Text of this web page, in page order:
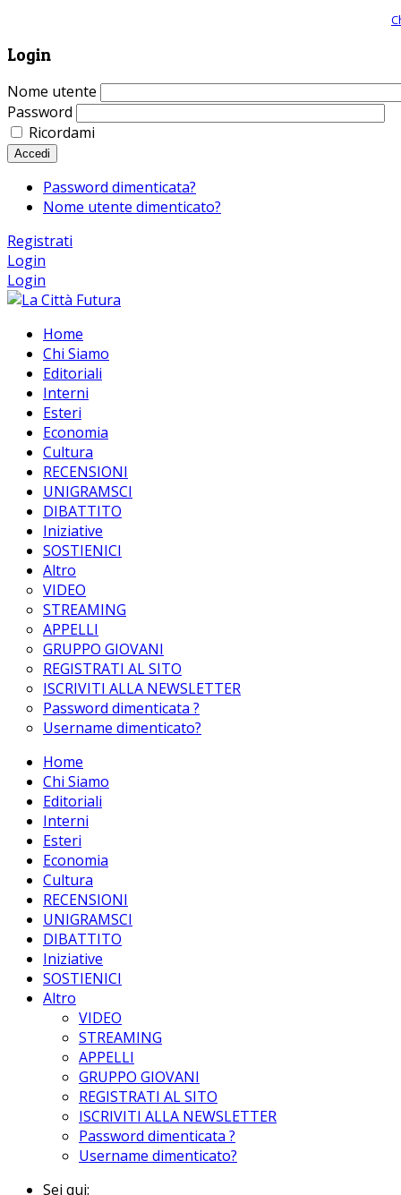
Login
Nome utente
Password
Ricordami
Accedi
Password dimenticata?
Nome utente dimenticato?
Registrati
Login
Login
Home
Chi Siamo
Editoriali
Interni
Esteri
Economia
Cultura
RECENSIONI
UNIGRAMSCI
DIBATTITO
Iniziative
SOSTIENICI
Altro
VIDEO
STREAMING
APPELLI
GRUPPO GIOVANI
REGISTRATI AL SITO
ISCRIVITI ALLA NEWSLETTER
Password dimenticata ?
Username dimenticato?
Home
Chi Siamo
Editoriali
Interni
Esteri
Economia
Cultura
RECENSIONI
UNIGRAMSCI
DIBATTITO
Iniziative
SOSTIENICI
Altro
VIDEO
STREAMING
APPELLI
GRUPPO GIOVANI
REGISTRATI AL SITO
ISCRIVITI ALLA NEWSLETTER
Password dimenticata ?
Username dimenticato?
Sei qui: